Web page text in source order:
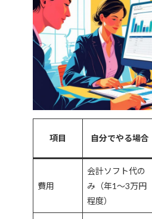
項目 自分でやる場合
費用
会計ソフト代の
み（年1〜3万円
程度）